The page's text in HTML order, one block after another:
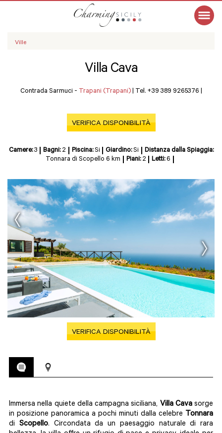
Ville
Villa Cava
Contrada Sarmuci - Trapani (Trapani) | Tel. +39 389 9265376 |
VERIFICA DISPONIBILITÀ
Camere:3 Bagni: 2 Piscina:Si Giardino:Si
Distanza dalla Spiaggia:
Tonnara di Scopello 6 km
Piani: 2 Letti:6
VERIFICA DISPONIBILITÀ
Immersa nella quiete della campagna siciliana, Villa Cavasorge
in posizione panoramica a pochi minuti dalla celebre Tonnara
di Scopello. Circondata da un paesaggio naturale di rara